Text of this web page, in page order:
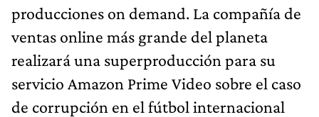
producciones on demand. La compañía de
ventas online más grande del planeta
realizará una superproducción para su
servicio Amazon Prime Video sobre el caso
de corrupción en el fútbol internacional